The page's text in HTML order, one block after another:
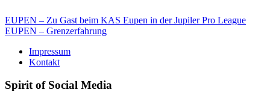
Beitragsnavigation
EUPEN – Zu Gast beim KAS Eupen in der Jupiler Pro League
EUPEN – Grenzerfahrung
Impressum
Kontakt
Spirit of Social Media